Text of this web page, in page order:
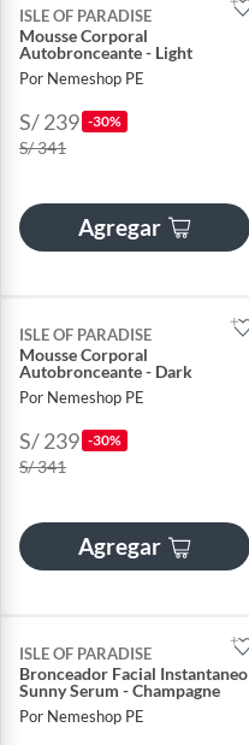
ISLE OF PARADISE
Mousse Corporal
Autobronceante - Light
Por Nemeshop PE
S/ 239 -30%
S/ 341
Agregar
ISLE OF PARADISE
Mousse Corporal
Autobronceante - Dark
Por Nemeshop PE
S/ 239 -30%
S/ 341
Agregar
ISLE OF PARADISE
Bronceador Facial Instantaneo
Sunny Serum - Champagne
Por Nemeshop PE